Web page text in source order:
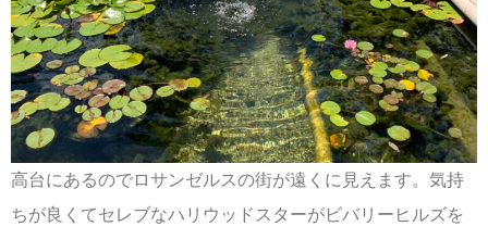
高台にあるのでロサンゼルスの街が遠くに見えます。気持
ちが良くてセレブなハリウッドスターがビバリーヒルズを